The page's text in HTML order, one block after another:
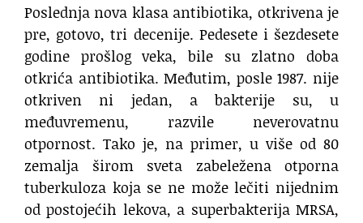
Poslednja nova klasa antibiotika, otkrivena je
pre, gotovo, tri decenije. Pedesete i šezdesete
godine prošlog veka, bile su zlatno doba
otkrića antibiotika. Međutim, posle 1987. nije
otkriven ni jedan, a bakterije su, u
međuvremenu, razvile neverovatnu
otpornost. Tako je, na primer, u više od 80
zemalja širom sveta zabeležena otporna
tuberkuloza koja se ne može lečiti nijednim
od postojećih lekova, a superbakterija MRSA,